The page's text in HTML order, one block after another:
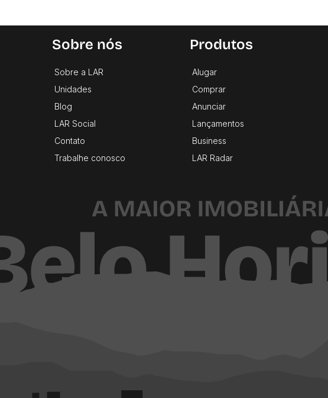
Sobre nós
Sobre a LAR
Unidades
Blog
LAR Social
Contato
Trabalhe conosco
Produtos
Alugar
Comprar
Anunciar
Lançamentos
Business
LAR Radar